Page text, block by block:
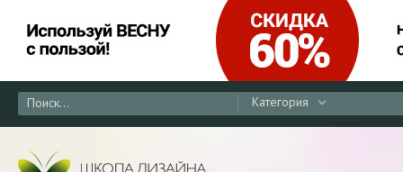
Категория